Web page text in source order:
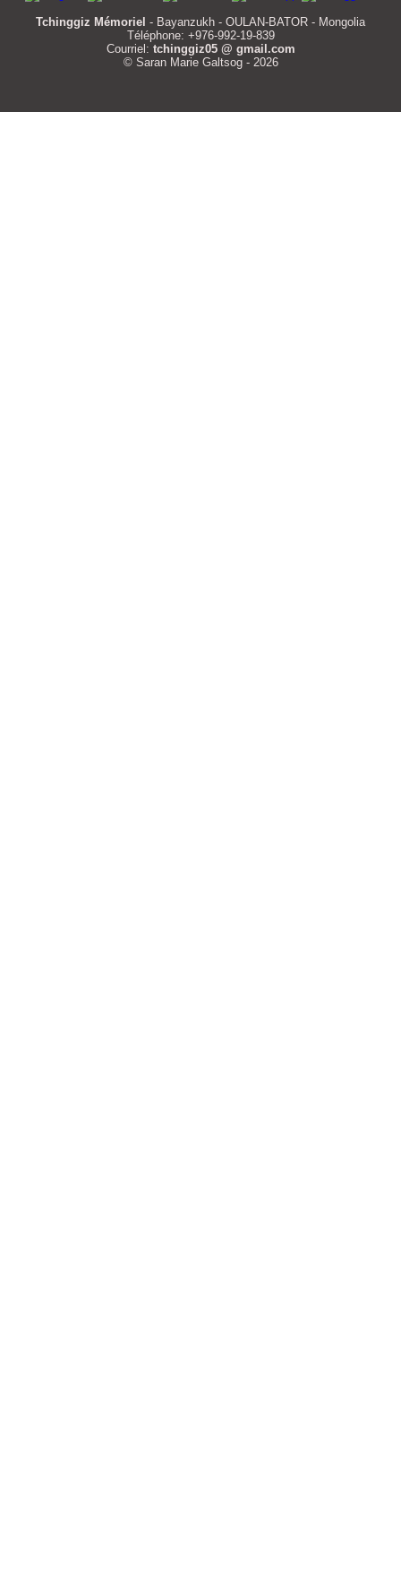
Tchinggiz Mémoriel - Bayanzukh - OULAN-BATOR - Mongolia
Téléphone: +976-992-19-839
Courriel: tchinggiz05 @ gmail.com
© Saran Marie Galtsog - 2026